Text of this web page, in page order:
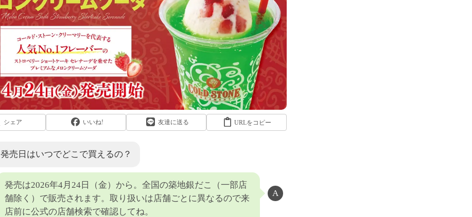
シェア いいね! 友達に送る URLをコピー
発売日はいつでどこで買えるの？
発売は2026年4月24日（金）から。全国の築地銀だこ（一部店
舗除く）で販売されます。取り扱いは店舗ごとに異なるので来
店前に公式の店舗検索で確認してね。